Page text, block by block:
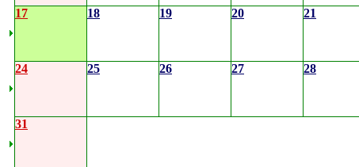
17 18 19 20 21
24 25 26 27 28
31